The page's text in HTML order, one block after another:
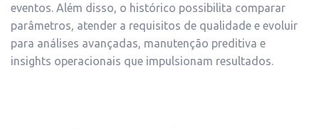
eventos. Além disso, o histórico possibilita comparar
parâmetros, atender a requisitos de qualidade e evoluir
para análises avançadas, manutenção preditiva e
insights operacionais que impulsionam resultados.